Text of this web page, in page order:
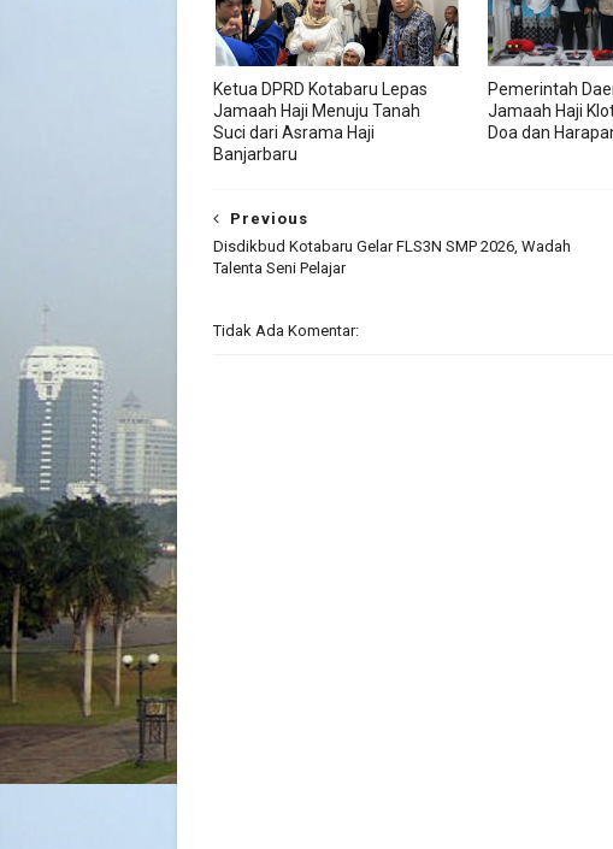
Ketua DPRD Kotabaru Lepas
Jamaah Haji Menuju Tanah
Suci dari Asrama Haji
Banjarbaru
Pemerintah
Jamaah Haji
Doa dan
Previous
Disdikbud Kotabaru Gelar FLS3N SMP 2026, Wadah
Talenta Seni Pelajar
Tidak Ada Komentar: